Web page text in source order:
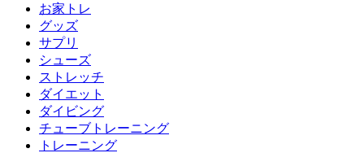
お家トレ
グッズ
サプリ
シューズ
ストレッチ
ダイエット
ダイビング
チューブトレーニング
トレーニング